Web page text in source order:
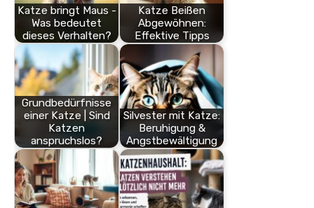
Katze bringt Maus -
Was bedeutet
dieses Verhalten?
Katze Beißen
Abgewöhnen:
Effektive Tipps
Grundbedürfnisse
einer Katze | Sind
Katzen
anspruchslos?
Silvester mit Katze:
Beruhigung &
Angstbewältigung